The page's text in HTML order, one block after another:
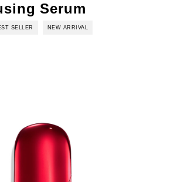
Serum
SELLER NEW ARRIVAL